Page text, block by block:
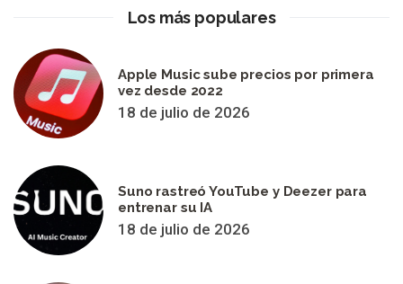
Los más populares
Apple Music sube precios por primera
vez desde 2022
18 de julio de 2026
Suno rastreó YouTube y Deezer para
entrenar su IA
18 de julio de 2026